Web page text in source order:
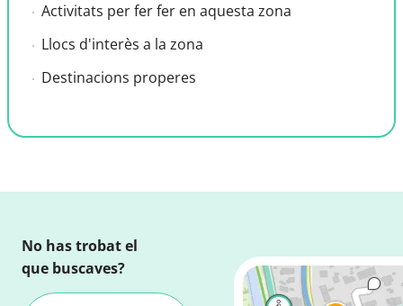
Activitats per fer fer en aquesta zona
Llocs d'interès a la zona
Destinacions properes
No has trobat el
que buscaves?